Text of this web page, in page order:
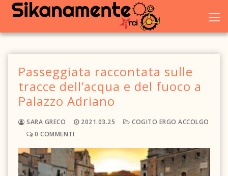
Vai
contenuto
Home
Chi siamo
Eventi
Passeggiata raccontata sulle
tracce dell’acqua e del fuoco a
Palazzo Adriano
SARA GRECO 2021.03.25
COGITO ERGO ACCOLGO
0 COMMENTI